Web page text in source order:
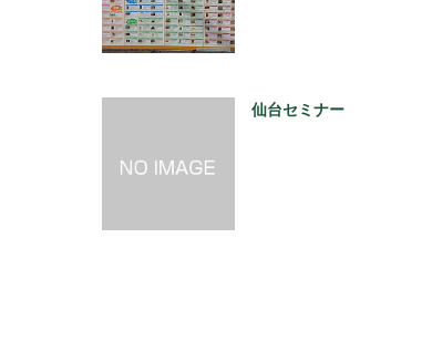
仙台セミナー